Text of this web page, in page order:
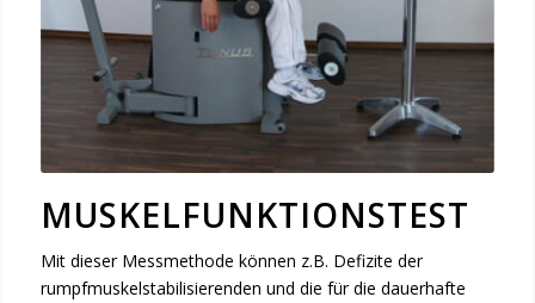
MUSKEL­FUNKTIONS­TEST
Mit dieser Messmethode können z.B. Defizite der
rumpfmuskelstabilisierenden und die für die dauerhafte